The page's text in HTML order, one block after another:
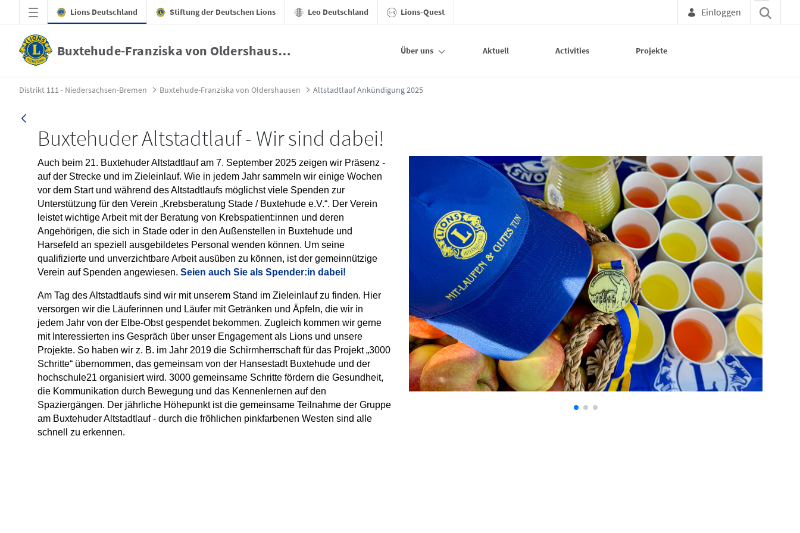
Zum Hauptinhalt springen
Lions Deutschland Stiftung der Deutschen Lions Leo Deutschland Lions-Quest Einloggen
Buxtehude-Franziska von Oldershausen Über uns Aktuell Activities Projekte
Altstadtlauf Ankündigung 2025 - Buxtehude-Franziska von Oldershausen
Distrikt 111 - Niedersachsen-Bremen Buxtehude-Franziska von Oldershausen Altstadtlauf Ankündigung 2025
Buxtehuder Altstadtlauf - Wir sind dabei!
Auch beim 21. Buxtehuder Altstadtlauf am 7. September 2025 zeigen wir Präsenz -
auf der Strecke und im Zieleinlauf. Wie in jedem Jahr sammeln wir einige Wochen
vor dem Start und während des Altstadtlaufs möglichst viele Spenden zur
Unterstützung für den Verein „Krebsberatung Stade / Buxtehude e.V.“. Der Verein
leistet wichtige Arbeit mit der Beratung von Krebspatient:innen und deren
Angehörigen, die sich in Stade oder in den Außenstellen in Buxtehude und
Harsefeld an speziell ausgebildetes Personal wenden können. Um seine
qualifizierte und unverzichtbare Arbeit ausüben zu können, ist der gemeinnützige
Verein auf Spenden angewiesen. Seien auch Sie als Spender:in dabei!
Am Tag des Altstadtlaufs sind wir mit unserem Stand im Zieleinlauf zu finden. Hier
versorgen wir die Läuferinnen und Läufer mit Getränken und Äpfeln, die wir in
jedem Jahr von der Elbe-Obst gespendet bekommen. Zugleich kommen wir gerne
mit Interessierten ins Gespräch über unser Engagement als Lions und unsere
Projekte. So haben wir z. B. im Jahr 2019 die Schirmherrschaft für das Projekt „3000
Schritte“ übernommen, das gemeinsam von der Hansestadt Buxtehude und der
hochschule21 organisiert wird. 3000 gemeinsame Schritte fördern die Gesundheit,
die Kommunikation durch Bewegung und das Kennenlernen auf den
Spaziergängen. Der jährliche Höhepunkt ist die gemeinsame Teilnahme der Gruppe
am Buxtehuder Altstadtlauf - durch die fröhlichen pinkfarbenen Westen sind alle
schnell zu erkennen.